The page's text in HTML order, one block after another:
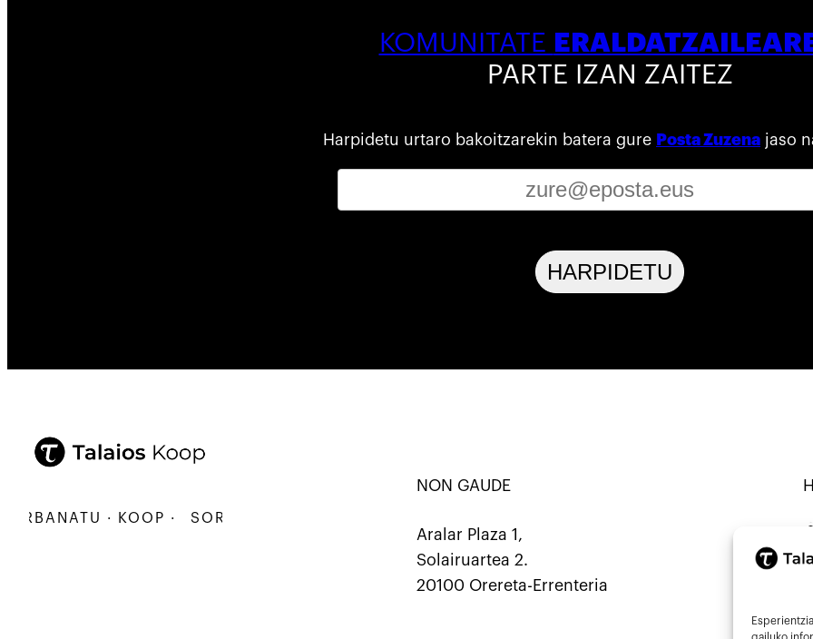
KOMUNITATE
PARTE IZAN ZAITEZ
Harpidetu urtaro bakoitzarekin batera gure Posta Zuzena jaso
HARPIDETU
· KOOP · SORTU · ERALDATU · ELKARBANATU · KOOP · SORTU · ERALDATU ·
NON GAUDE
Aralar Plaza 1,
Solairuartea 2.
20100 Orereta-Errenteria